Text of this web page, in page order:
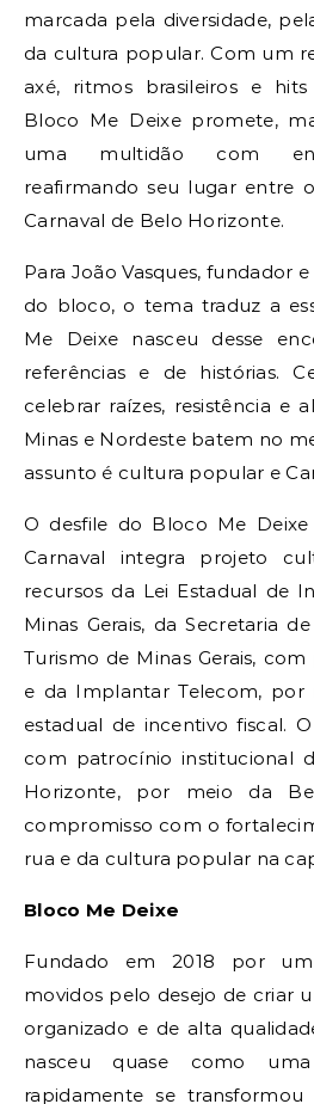
marcada pela diversidade,
da cultura popular. Com um
axé, ritmos brasileiros e
Bloco Me Deixe promete,
uma multidão com
reafirmando seu lugar entre
Carnaval de Belo Horizonte.
Para João Vasques, fundador
do bloco, o tema traduz a
Me Deixe nasceu desse
referências e de histórias.
celebrar raízes, resistência e
Minas e Nordeste batem no
assunto é cultura popular e
O desfile do Bloco Me
Carnaval integra projeto
recursos da Lei Estadual de
Minas Gerais, da Secretaria
Turismo de Minas Gerais,
e da Implantar Telecom, por
estadual de incentivo fiscal.
com patrocínio institucional
Horizonte, por meio da
compromisso com o
rua e da cultura popular na
Bloco Me Deixe
Fundado em 2018 por
movidos pelo desejo de criar
organizado e de alta
nasceu quase como
rapidamente se